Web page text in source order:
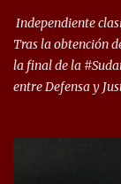
deporte”, afirmó
Independiente
Tras la obtención
la final de la
entre Defensa y
que iniciará en
primeros de cada